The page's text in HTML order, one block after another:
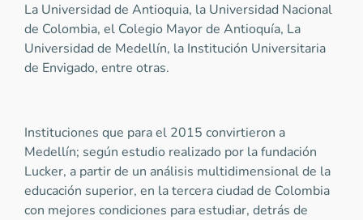
La Universidad de Antioquia, la Universidad Nacional
de Colombia, el Colegio Mayor de Antioquía, La
Universidad de Medellín, la Institución Universitaria
de Envigado, entre otras.
Instituciones que para el 2015 convirtieron a
Medellín; según estudio realizado por la fundación
Lucker, a partir de un análisis multidimensional de la
educación superior, en la tercera ciudad de Colombia
con mejores condiciones para estudiar, detrás de